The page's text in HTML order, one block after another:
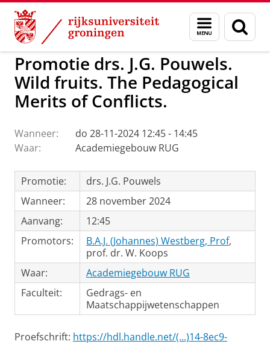
Skip
Content
Skip
Navigation
Menu
en
zoeken
GMW Actueel
Promotie drs. J.G. Pouwels.
Wild fruits. The Pedagogical
Merits of Conflicts.
Wanneer:
do 28-11-2024 12:45 - 14:45
Waar:
Academiegebouw RUG
Promotie:
drs. J.G. Pouwels
Wanneer:
28 november 2024
Aanvang:
12:45
Promotors:
B.A.J. (Johannes) Westberg, Prof,
prof. dr. W. Koops
Waar:
Academiegebouw RUG
Faculteit:
Gedrags- en
Maatschappijwetenschappen
Proefschrift: https://hdl.handle.net/(...)14-8ec9-